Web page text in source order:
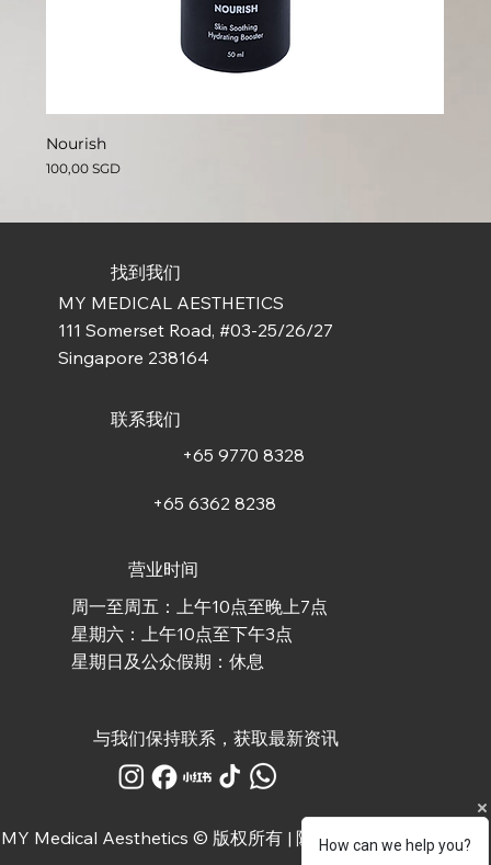
Nourish
價格
100,00 SGD
MY Medical Aesthetics © 版权所有 | 隐私政策
找到我们
MY MEDICAL AESTHETICS
111 Somerset Road, #03-25/26/27
Singapore 238164
营业时间
周一至周五：上午10点至晚上7点
星期六：上午10点至下午3点
星期日及公众假期：休息
联系我们
+65 9770 8328
+65 6362 8238
与我们保持联系，获取最新资讯
How can we help you?